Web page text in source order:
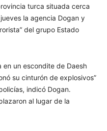
turca situada cerca
la agencia Dogan y
del grupo Estado
en un escondite de Daesh
su cinturón de explosivos”
indicó Dogan.
al lugar de la